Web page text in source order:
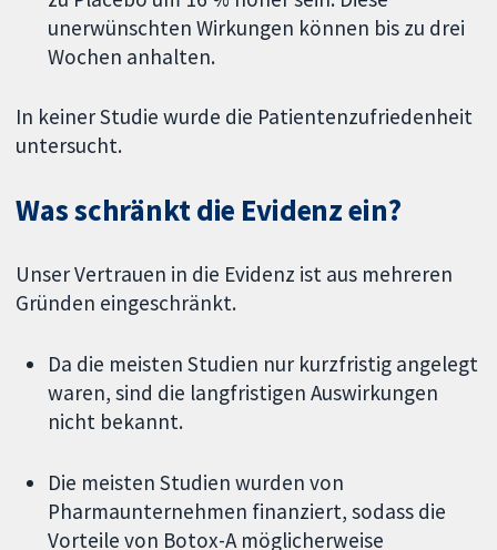
unerwünschten Wirkungen können bis zu drei
Wochen anhalten.
In keiner Studie wurde die Patientenzufriedenheit
untersucht.
Was schränkt die Evidenz ein?
Unser Vertrauen in die Evidenz ist aus mehreren
Gründen eingeschränkt.
Da die meisten Studien nur kurzfristig angelegt
waren, sind die langfristigen Auswirkungen
nicht bekannt.
Die meisten Studien wurden von
Pharmaunternehmen finanziert, sodass die
Vorteile von Botox-A möglicherweise